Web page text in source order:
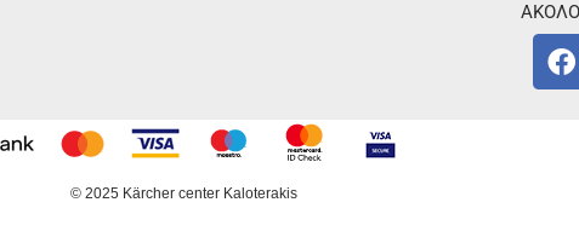
F
a
© 2025 Kärcher center Kaloterakis